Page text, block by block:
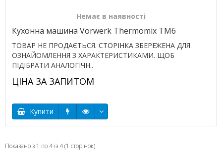
Немає в наявності
Кухонна машина Vorwerk Thermomix TM6
ТОВАР НЕ ПРОДАЄТЬСЯ. СТОРІНКА ЗБЕРЕЖЕНА ДЛЯ
ОЗНАЙОМЛЕННЯ З ХАРАКТЕРИСТИКАМИ. ЩОБ
ПІДІБРАТИ АНАЛОГІЧН..
ЦІНА ЗА ЗАПИТОМ
Купити
Показано з 1 по 4 із 4 (1 сторінок)